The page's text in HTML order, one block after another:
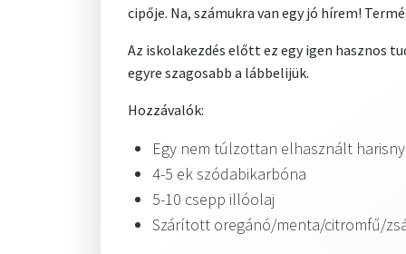
cipője. Na, számukra van egy jó hírem!
Az iskolakezdés előtt ez egy igen hasznos
egyre szagosabb a lábbelijük.
Hozzávalók:
Egy nem túlzottan elhasznált
4-5 ek szódabikarbóna
5-10 csepp illóolaj
Szárított oregánó/menta/citromfű/